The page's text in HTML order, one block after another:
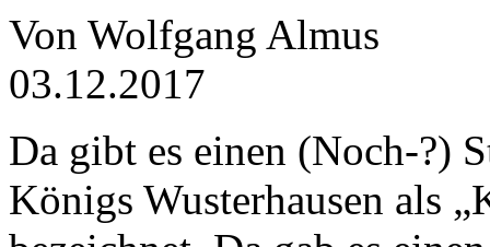
Von Wolfgang Almus
03.12.2017
Da gibt es einen (Noch-?)
Königs Wusterhausen als